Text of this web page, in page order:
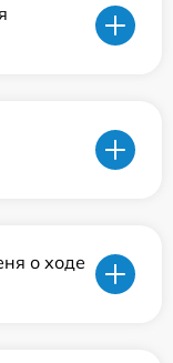
о ходе